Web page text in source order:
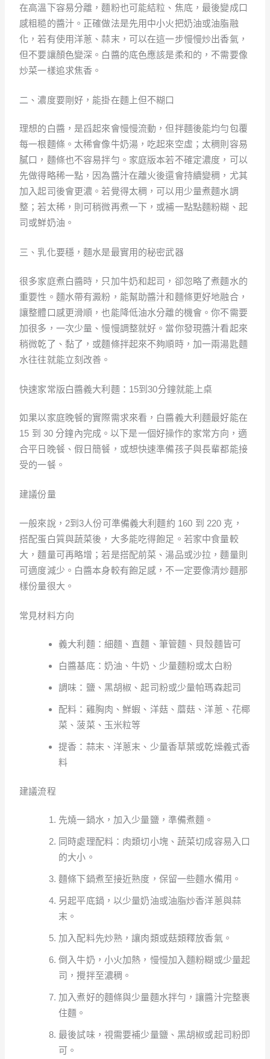
在高溫下容易分離，麵粉也可能結粒、焦底，最後變成口
感粗糙的醬汁。正確做法是先用中小火把奶油或油脂融
化，若有使用洋蔥、蒜末，可以在這一步慢慢炒出香氣，
但不要讓顏色變深。白醬的底色應該是柔和的，不需要像
炒菜一樣追求焦香。
二、濃度要剛好，能掛在麵上但不糊口
理想的白醬，是舀起來會慢慢流動，但拌麵後能均勻包覆
每一根麵條。太稀會像牛奶湯，吃起來空虛；太稠則容易
膩口，麵條也不容易拌勻。家庭版本若不確定濃度，可以
先做得略稀一點，因為醬汁在離火後還會持續變稠，尤其
加入起司後會更濃。若覺得太稠，可以用少量煮麵水調
整；若太稀，則可稍微再煮一下，或補一點點麵粉糊、起
司或鮮奶油。
三、乳化要穩，麵水是最實用的秘密武器
很多家庭煮白醬時，只加牛奶和起司，卻忽略了煮麵水的
重要性。麵水帶有澱粉，能幫助醬汁和麵條更好地融合，
讓整體口感更滑順，也能降低油水分離的機會。你不需要
加很多，一次少量、慢慢調整就好。當你發現醬汁看起來
稍微乾了、黏了，或麵條拌起來不夠順時，加一兩湯匙麵
水往往就能立刻改善。
快速家常版白醬義大利麵：15到30分鐘就能上桌
如果以家庭晚餐的實際需求來看，白醬義大利麵最好能在
15 到 30 分鐘內完成。以下是一個好操作的家常方向，適
合平日晚餐、假日簡餐，或想快速準備孩子與長輩都能接
受的一餐。
建議份量
一般來說，2到3人份可準備義大利麵約 160 到 220 克，
搭配蛋白質與蔬菜後，大多能吃得飽足。若家中食量較
大，麵量可再略增；若是搭配前菜、湯品或沙拉，麵量則
可適度減少。白醬本身較有飽足感，不一定要像清炒麵那
樣份量很大。
常見材料方向
義大利麵：細麵、直麵、筆管麵、貝殼麵皆可
白醬基底：奶油、牛奶、少量麵粉或太白粉
調味：鹽、黑胡椒、起司粉或少量帕瑪森起司
配料：雞胸肉、鮮蝦、洋菇、蘑菇、洋蔥、花椰
菜、菠菜、玉米粒等
提香：蒜末、洋蔥末、少量香草葉或乾燥義式香
料
建議流程
先燒一鍋水，加入少量鹽，準備煮麵。
同時處理配料：肉類切小塊、蔬菜切成容易入口
的大小。
麵條下鍋煮至接近熟度，保留一些麵水備用。
另起平底鍋，以少量奶油或油脂炒香洋蔥與蒜
末。
加入配料先炒熟，讓肉類或菇類釋放香氣。
倒入牛奶，小火加熱，慢慢加入麵粉糊或少量起
司，攪拌至濃稠。
加入煮好的麵條與少量麵水拌勻，讓醬汁完整裹
住麵。
最後試味，視需要補少量鹽、黑胡椒或起司粉即
可。